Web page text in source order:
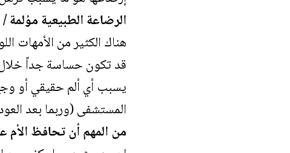
الرضاعة الطبيعية مؤلمة
هناك الكثير من الأمهات
قد تكون حساسة جداً خلال
يسبب أي ألم حقيقي أو
المستشفى (وربما بعد
من المهم أن تحافظ